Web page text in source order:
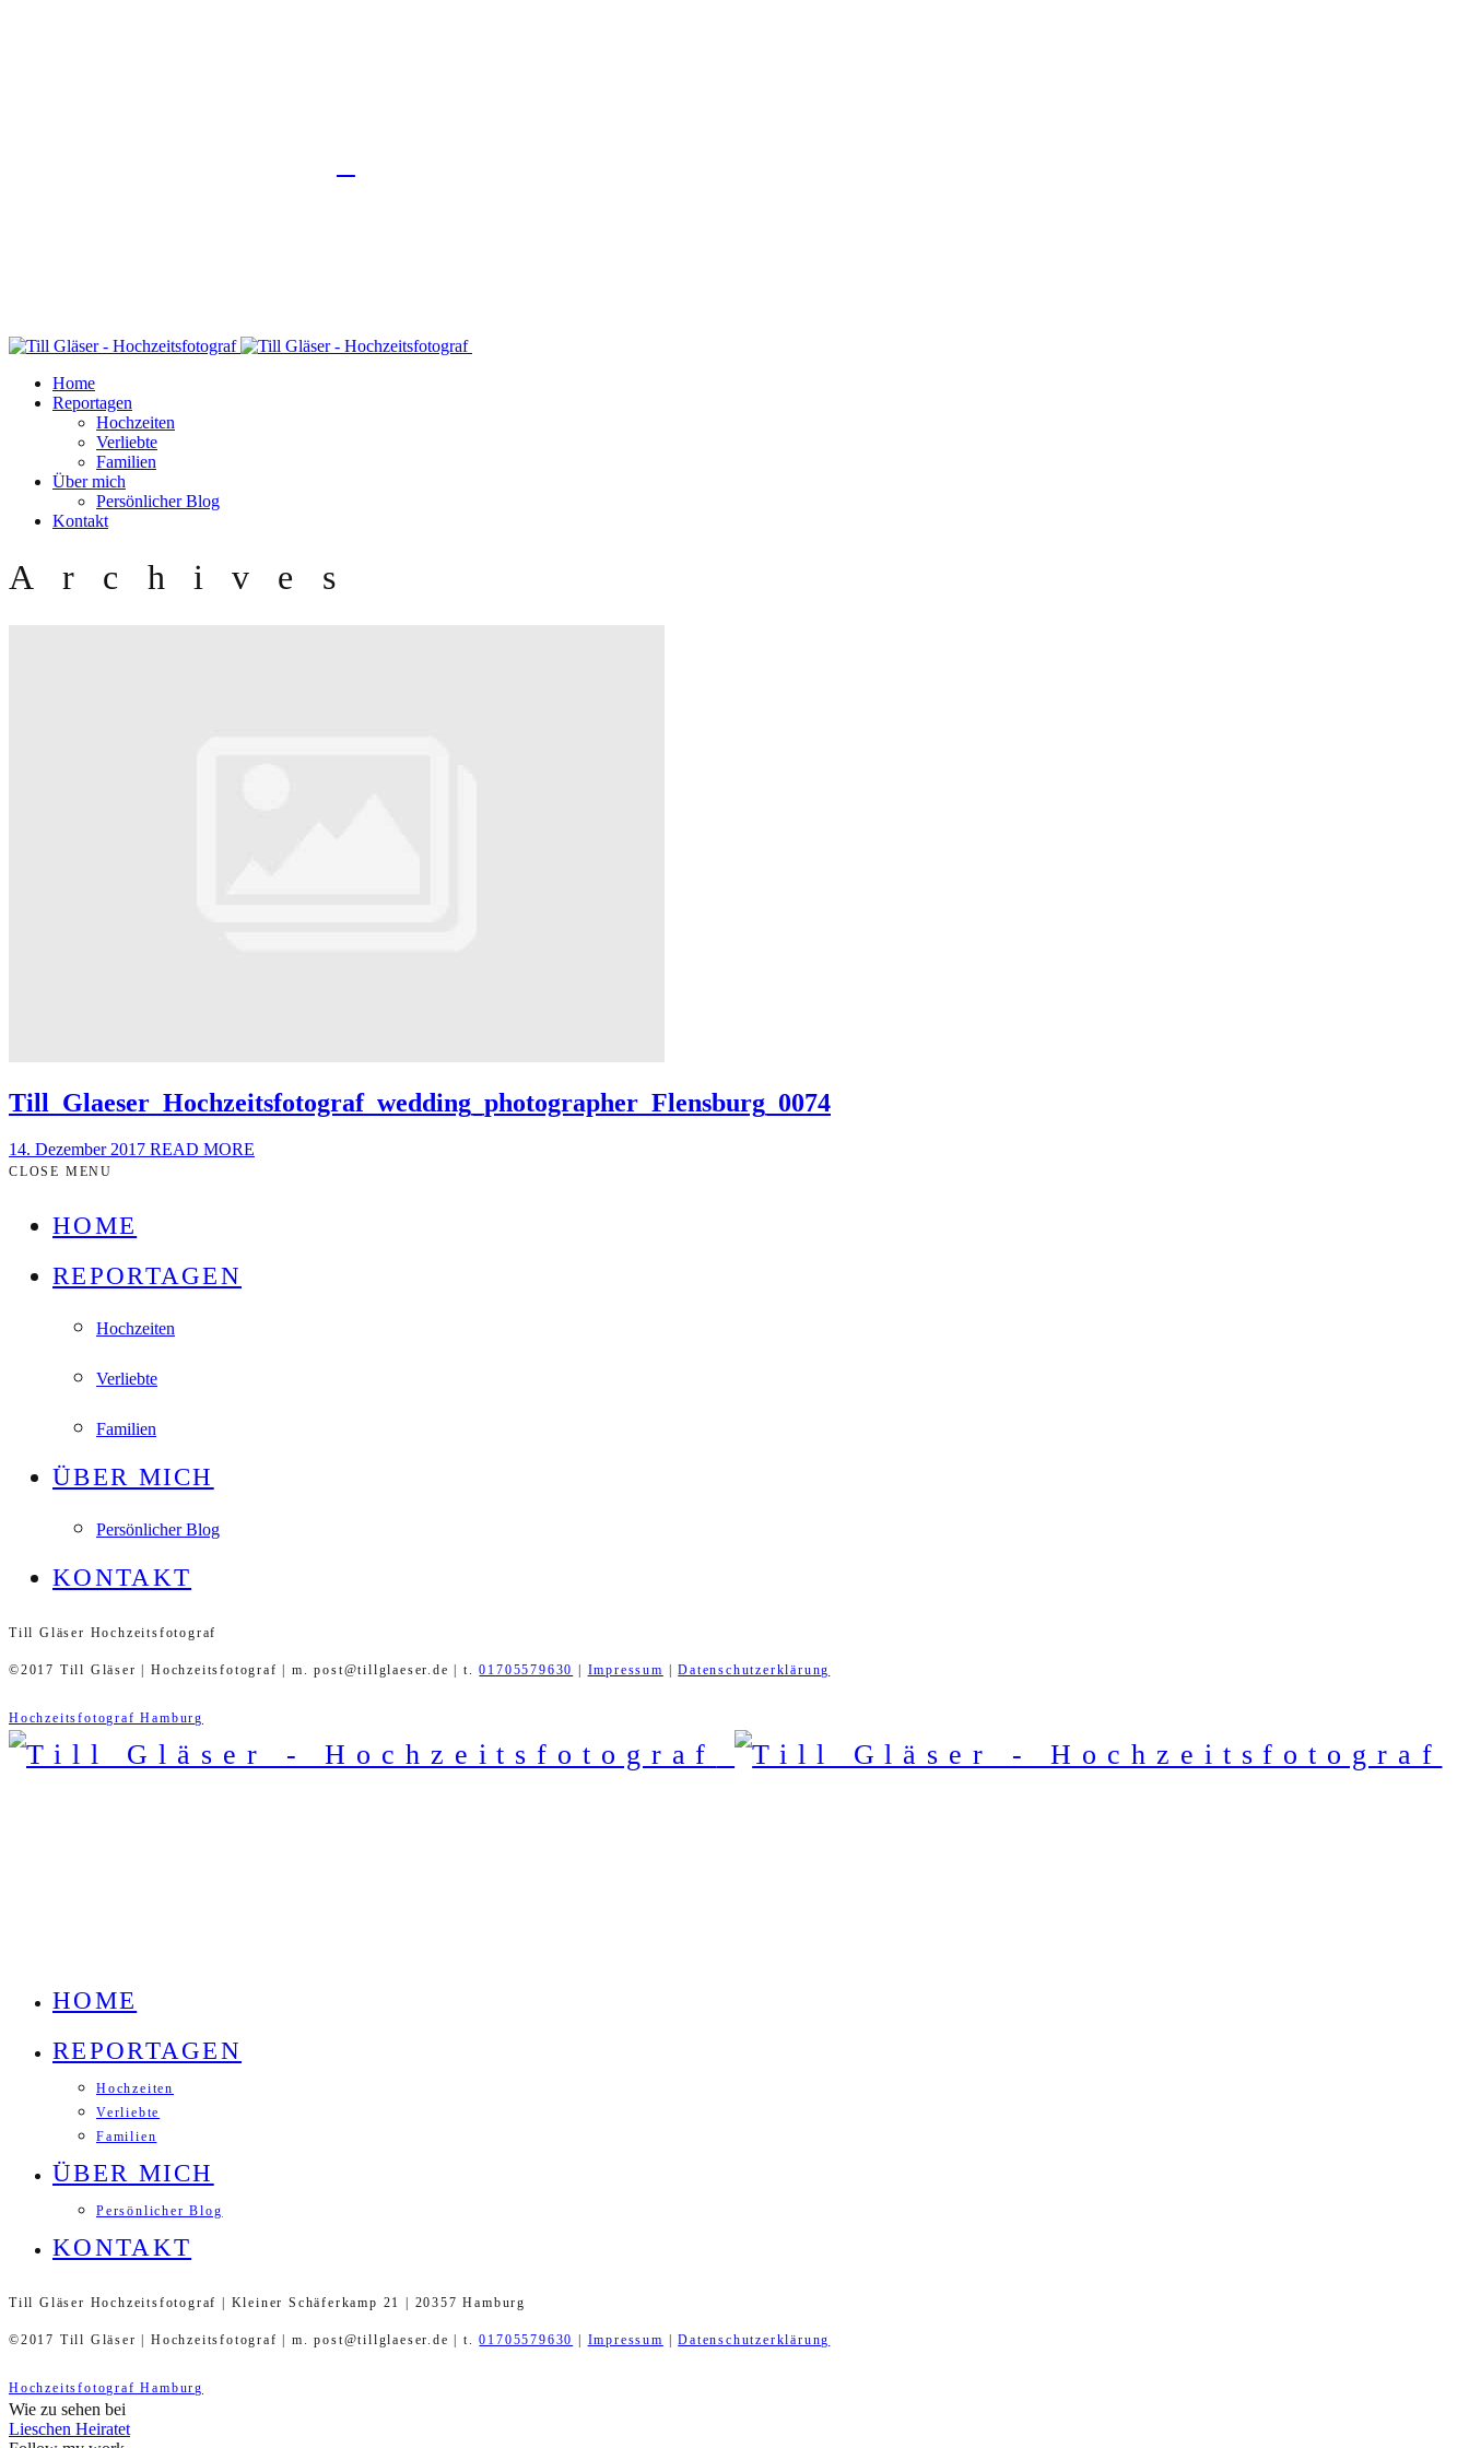
Home
Reportagen
Hochzeiten
Verliebte
Familien
Über mich
Persönlicher Blog
Kontakt
Archives
Till_Glaeser_Hochzeitsfotograf_wedding_photographer_Flensburg_0074
14. Dezember 2017 READ MORE
CLOSE MENU
HOME
REPORTAGEN
Hochzeiten
Verliebte
Familien
ÜBER MICH
Persönlicher Blog
KONTAKT
Till Gläser Hochzeitsfotograf
©2017 Till Gläser | Hochzeitsfotograf | m. post@tillglaeser.de | t.01705579630 | Impressum |Datenschutzerklärung
Hochzeitsfotograf Hamburg
HOME
REPORTAGEN
Hochzeiten
Verliebte
Familien
ÜBER MICH
Persönlicher Blog
KONTAKT
Till Gläser Hochzeitsfotograf | Kleiner Schäferkamp 21 | 20357 Hamburg
©2017 Till Gläser | Hochzeitsfotograf | m. post@tillglaeser.de | t.01705579630 | Impressum |Datenschutzerklärung
Hochzeitsfotograf Hamburg
Wie zu sehen bei
Lieschen Heiratet